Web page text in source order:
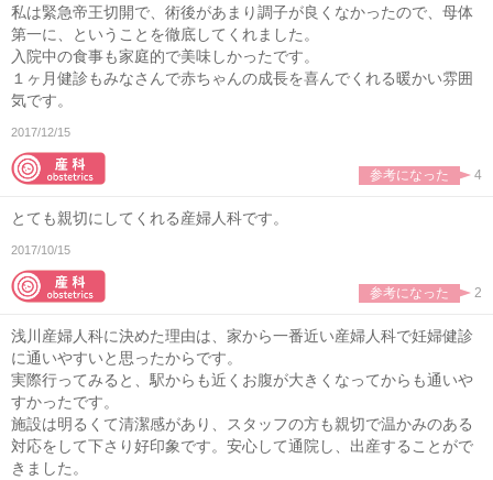
私は緊急帝王切開で、術後があまり調子が良くなかったので、母体
第一に、ということを徹底してくれました。
入院中の食事も家庭的で美味しかったです。
１ヶ月健診もみなさんで赤ちゃんの成長を喜んでくれる暖かい雰囲
気です。
2017/12/15
参考になった 4
とても親切にしてくれる産婦人科です。
2017/10/15
参考になった 2
浅川産婦人科に決めた理由は、家から一番近い産婦人科で妊婦健診
に通いやすいと思ったからです。
実際行ってみると、駅からも近くお腹が大きくなってからも通いや
すかったです。
施設は明るくて清潔感があり、スタッフの方も親切で温かみのある
対応をして下さり好印象です。安心して通院し、出産することがで
きました。